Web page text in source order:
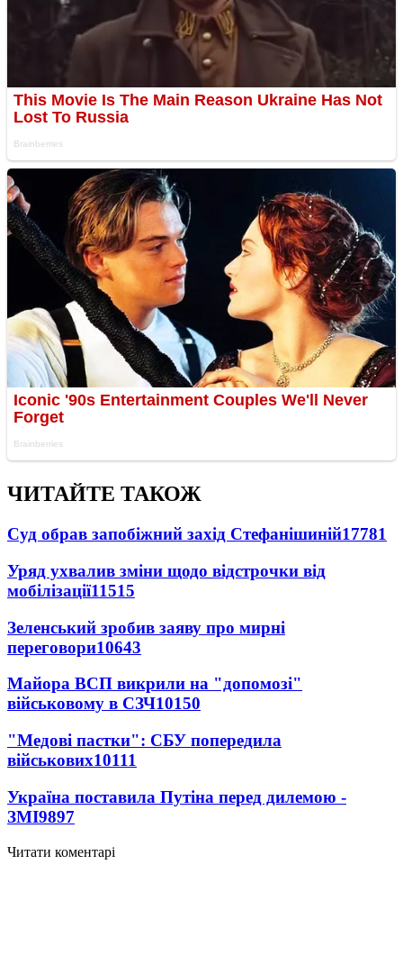
ЧИТАЙТЕ ТАКОЖ
Суд обрав запобіжний захід Стефанішиній17781
Уряд ухвалив зміни щодо відстрочки від
мобілізації11515
Зеленський зробив заяву про мирні
переговори10643
Майора ВСП викрили на "допомозі"
військовому в СЗЧ10150
"Медові пастки": СБУ попередила
військових10111
Україна поставила Путіна перед дилемою -
ЗМІ9897
Читати коментарі